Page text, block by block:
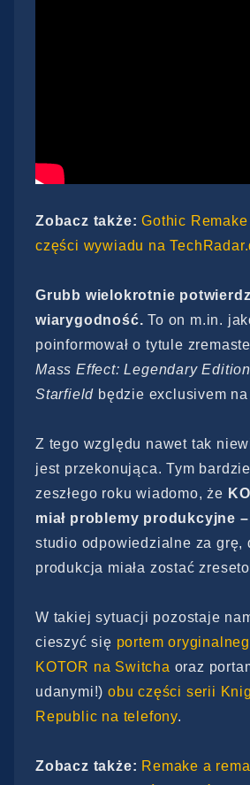
Zobacz także:Gothic
części wywiadu na
Grubb wielokrotnie
wiarygodność. To on m.in.
poinformował o tytule
Mass Effect: Legendary Edition
Starfield będzie exclusivem
Z tego względu nawet tak
jest przekonująca. Tym
zeszłego roku wiadomo, że
miał problemy produkcyjne –
studio odpowiedzialne za grę,
produkcja miała zostać
W takiej sytuacji pozostaje
cieszyć się portem
KOTOR na Switcha oraz
udanymi!)obu części serii
Republic na telefony.
Zobacz także: Remake a